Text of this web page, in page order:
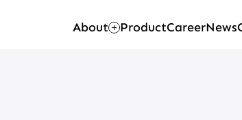
About ProductCareerNews